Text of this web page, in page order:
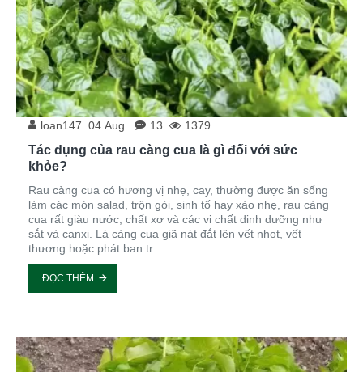
loan147 04 Aug 13 1379
Tác dụng của rau càng cua là gì đối với sức
khỏe?
Rau càng cua có hương vị nhẹ, cay, thường được ăn sống
làm các món salad, trộn gỏi, sinh tố hay xào nhẹ, rau càng
cua rất giàu nước, chất xơ và các vi chất dinh dưỡng như
sắt và canxi. Lá càng cua giã nát đắt lên vết nhọt, vết
thương hoặc phát ban tr..
ĐỌC THÊM